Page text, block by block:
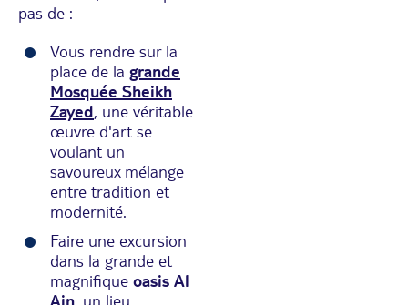
pas de :
Vous rendre sur la
place de la grande
Mosquée Sheikh
Zayed, une véritable
œuvre d'art se
voulant un
savoureux mélange
entre tradition et
modernité.
Faire une excursion
dans la grande et
magnifique oasis Al
Ain , un lieu